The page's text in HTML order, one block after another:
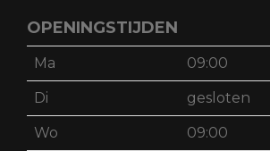
OPENINGSTIJDEN
Ma 09:00
Di gesloten
Wo 09:00